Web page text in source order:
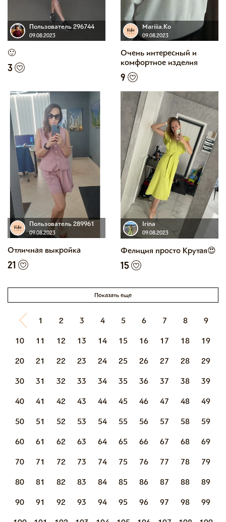
Пользователь 296744
09.08.2023
🙂
3
Mariiia.Ko
09.08.2023
Очень интересный и
комфортное изделия
9
Пользователь 289961
09.08.2023
Отличная выкройка
21
Irina
09.08.2023
Фелиция просто Крутая😍
15
Показать еще
1 2 3 4 5 6 7 8 9
10 11 12 13 14 15 16 17 18 19
20 21 22 23 24 25 26 27 28 29
30 31 32 33 34 35 36 37 38 39
40 41 42 43 44 45 46 47 48 49
50 51 52 53 54 55 56 57 58 59
60 61 62 63 64 65 66 67 68 69
70 71 72 73 74 75 76 77 78 79
80 81 82 83 84 85 86 87 88 89
90 91 92 93 94 95 96 97 98 99